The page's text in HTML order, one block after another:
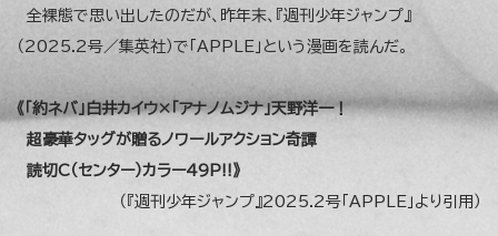
全裸態で思い出したのだが、昨年末、『週刊少年ジャンプ』
（2025.2号／集英社）で「APPLE」という漫画を読んだ。
《「約ネバ」白井カイウ×「アナノムジナ」天野洋一！
超豪華タッグが贈るノワールアクション奇譚
読切C（センター）カラー49P!!》
（『週刊少年ジャンプ』2025.2号「APPLE」より引用）